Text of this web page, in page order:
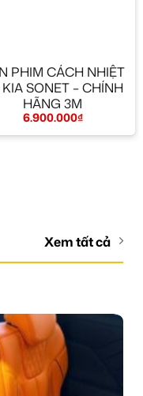
PHIM CÁCH NHIỆT
SONET – CHÍNH
HÃNG 3M
6.900.000₫
Xem tất cả